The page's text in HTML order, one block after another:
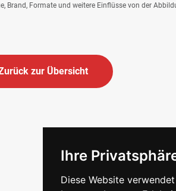
Ihre
Diese Website
Brand, Formate und weitere Einflüsse von der
zur Übersicht